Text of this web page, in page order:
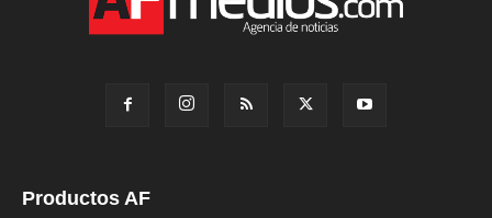
Productos AF